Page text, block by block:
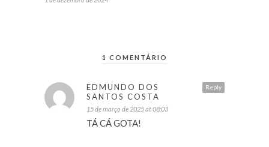
1 COMENTÁRIO
Reply
EDMUNDO DOS
SANTOS COSTA
15 de março de 2025 at 08:03
TÁ CÁ GOTA!